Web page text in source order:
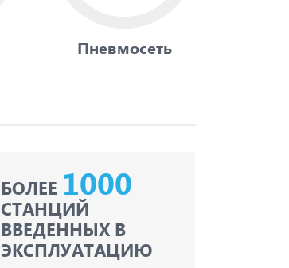
Пневмосеть
БОЛЕЕ 1000
СТАНЦИЙ
ВВЕДЕННЫХ В
ЭКСПЛУАТАЦИЮ